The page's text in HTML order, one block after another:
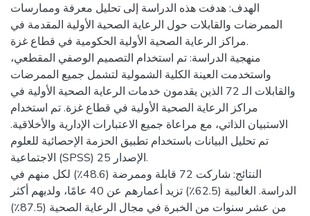
الهدف: هدفت هذه الدراسة إلى تحليل معرفة وممارسات
الممرضات والقابلات حول الرعاية الصحية الأولية المقدمة في
مراكز الرعاية الصحية الأولية الحكومية في قطاع غزة.
منهجية الدراسة: تم استخدام التصميم الوصفي المقطعي،
واستخدمت العينة الكلية الشمولية لتشمل جميع الممرضات
والقابلات الـ 72 الذين يقدمون خدمات الرعاية الصحية الأولية في
مراكز الرعاية الصحية الأولية في قطاع غزة. تم استخدام
الاستبيان الذاتي، مع مراعاة جميع الاعتبارات الإدارية والأخلاقية.
تم تحليل البيانات باستخدام تطبيق الحزمة الإحصائية للعلوم
الاجتماعية (SPSS) الإصدار 25.
النتائج: شاركت 72 قابلة وممرضة (48.6٪) لكل منهم في
الدراسة. الغالبية (62.5٪) تزيد أعمارهم عن 40 عامًا، ولديهم أكثر
من عشر سنوات من الخبرة في مجال الرعاية الصحية (87.5٪)